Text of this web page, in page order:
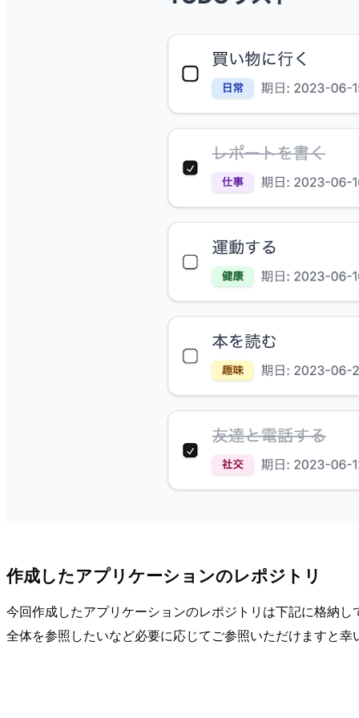
作成したアプリケーションのレポジトリ
今回作成したアプリケーションのレポジトリは下記に格納し
全体を参照したいなど必要に応じてご参照いただけますと幸